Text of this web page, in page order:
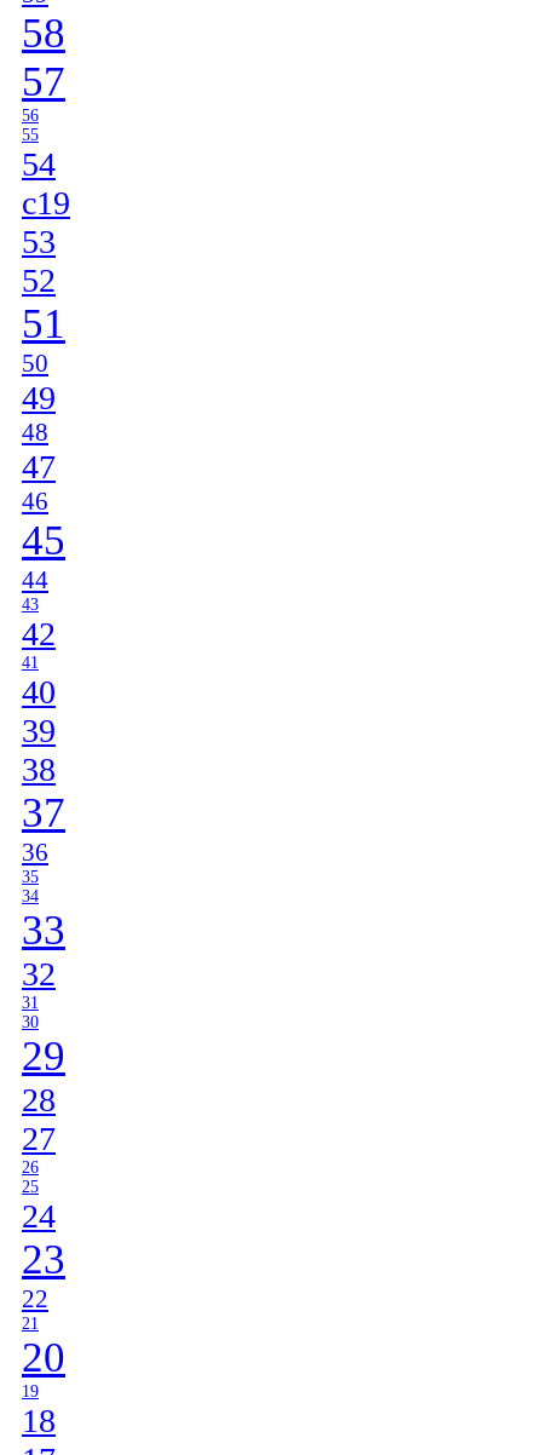
58
57
56
55
54
c19
53
52
51
50
49
48
47
46
45
44
43
42
41
40
39
38
37
36
35
34
33
32
31
30
29
28
27
26
25
24
23
22
21
20
19
18